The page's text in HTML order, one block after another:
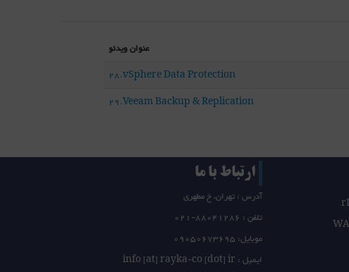
عنوان ویدئو
28.vSphere Data Protection
29.Veeam Backup & Replication
ارتباط با ما
آدرس : تهران، خ مطهری
تلفن : 21-88041286
0
موبایل: 09050673695
ایمیل : info [at] rayka-co [dot] ir